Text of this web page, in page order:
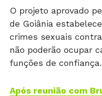
O projeto aprovado
de Goiânia
crimes sexuais
não poderão ocupar
funções de confiança.
Após reunião com